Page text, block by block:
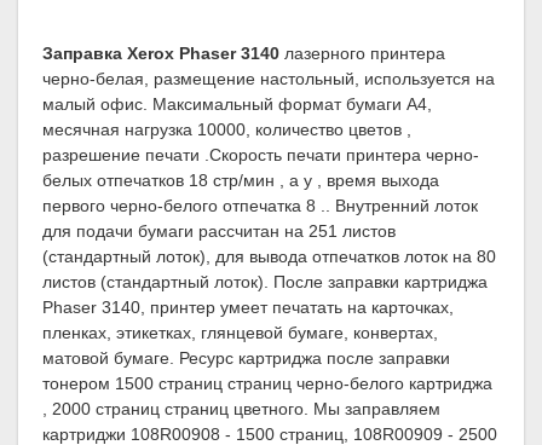
Заправка Xerox Phaser 3140 лазерного принтера
черно-белая, размещение настольный, используется на
малый офис. Максимальный формат бумаги A4,
месячная нагрузка 10000, количество цветов ,
разрешение печати .Скорость печати принтера черно-
белых отпечатков 18 стр/мин , а у , время выхода
первого черно-белого отпечатка 8 .. Внутренний лоток
для подачи бумаги рассчитан на 251 листов
(стандартный лоток), для вывода отпечатков лоток на 80
листов (стандартный лоток). После заправки картриджа
Phaser 3140, принтер умеет печатать на карточках,
пленках, этикетках, глянцевой бумаге, конвертах,
матовой бумаге. Ресурс картриджа после заправки
тонером 1500 страниц страниц черно-белого картриджа
, 2000 страниц страниц цветного. Мы заправляем
картриджи 108R00908 - 1500 страниц, 108R00909 - 2500